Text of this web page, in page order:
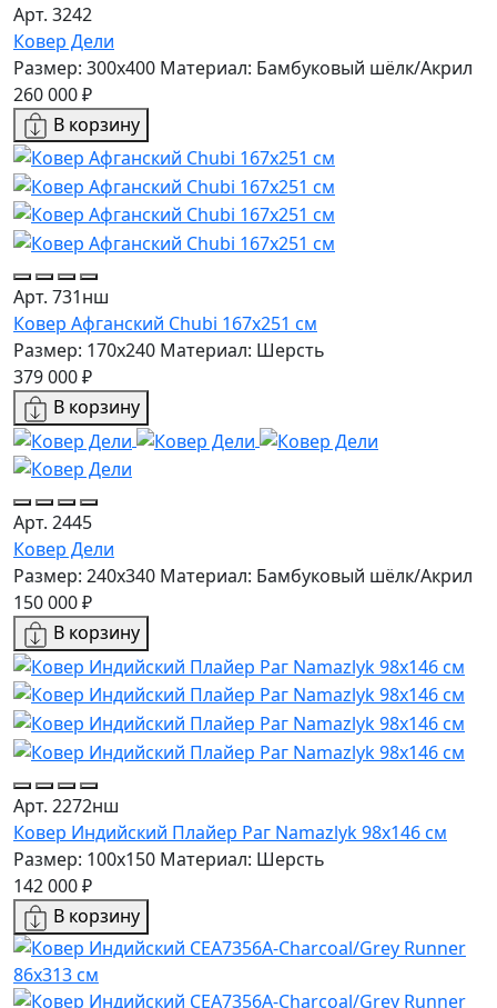
Арт. 3242
Ковер Дели
Размер: 300x400 Материал: Бамбуковый шёлк/Акрил
260 000 ₽
В корзину
Арт. 731нш
Ковер Афганский Chubi 167x251 см
Размер: 170x240 Материал: Шерсть
379 000 ₽
В корзину
Арт. 2445
Ковер Дели
Размер: 240x340 Материал: Бамбуковый шёлк/Акрил
150 000 ₽
В корзину
Арт. 2272нш
Ковер Индийский Плайер Раг Namazlyk 98x146 см
Размер: 100x150 Материал: Шерсть
142 000 ₽
В корзину